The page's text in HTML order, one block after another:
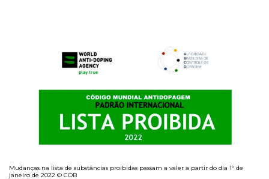
Mudanças na lista de substâncias proibidas passam a valer a partir do dia 1º de
janeiro de 2022 © COB